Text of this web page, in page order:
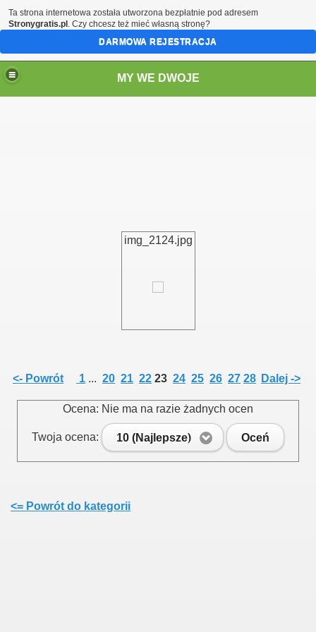
MY WE DWOJE
img_2124.jpg
<- Powrót 1 ... 20 21 22 23 24 25 26 27 28 Dalej ->
Ocena: Nie ma na razie żadnych ocen
Twoja ocena: 10 (Najlepsze) Oceń
<= Powrót do kategorii
Ta strona internetowa została utworzona bezpłatnie pod adresem
Stronygratis.pl . Czy chcesz też mieć własną stronę?
DARMOWA REJESTRACJA